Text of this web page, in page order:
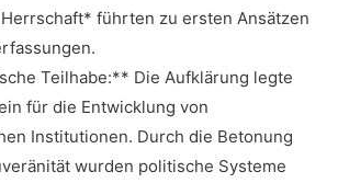
führten zu ersten Ansätzen
Teilhabe:** Die⁤ Aufklärung legte
für die Entwicklung von
Institutionen. Durch die Betonung
⁣wurden ​politische Systeme